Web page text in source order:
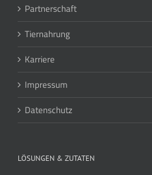
Partnerschaft
Tiernahrung
Karriere
Impressum
Datenschutz
LÖSUNGEN & ZUTATEN